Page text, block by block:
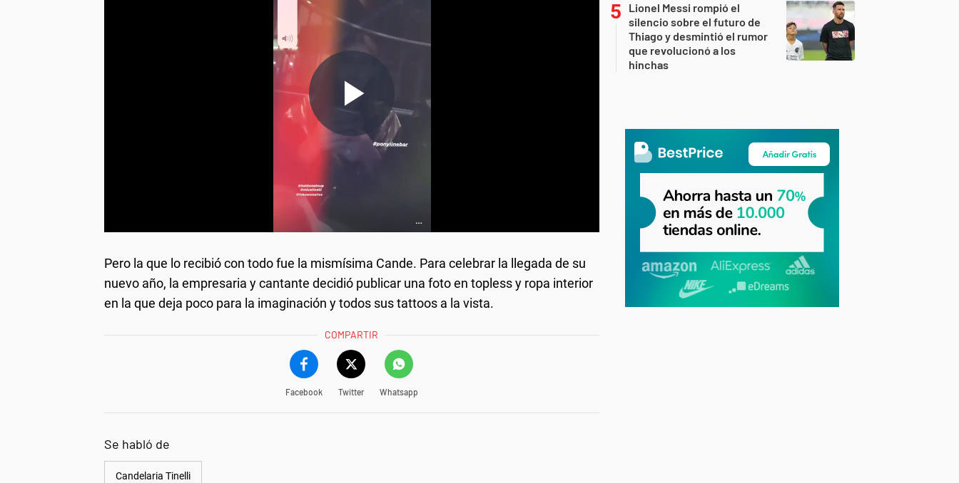
Pero la que lo recibió con todo fue la mismísima Cande. Para celebrar la llegada de su
nuevo año, la empresaria y cantante decidió publicar una foto en topless y ropa interior
en la que deja poco para la imaginación y todos sus tattoos a la vista.
COMPARTIR
Facebook Twitter Whatsapp
Se habló de
Candelaria Tinelli
Lionel Messi rompió el
silencio sobre el futuro de
Thiago y desmintió el rumor
que revolucionó a los
hinchas